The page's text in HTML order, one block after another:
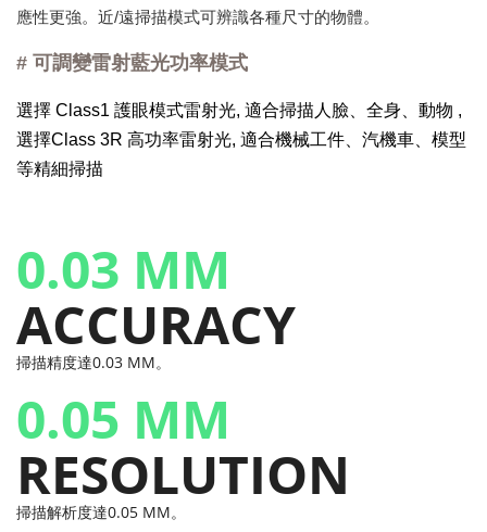
應性更強。近/遠掃描模式可辨識各種尺寸的物體。
# 可調變雷射藍光功率模式
選擇 Class1 護眼模式雷射光, 適合掃描人臉、全身、動物 ,
選擇Class 3R 高功率雷射光, 適合機械工件、汽機車、模型
等精細掃描
0.03 MM
ACCURACY
掃描精度達0.03 MM。
0.05 MM
RESOLUTION
掃描解析度達0.05 MM。